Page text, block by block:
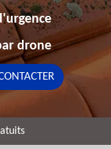
drone